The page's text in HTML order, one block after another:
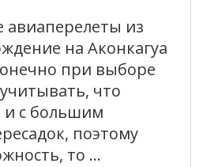
из
на Аконкагуа
при выборе
что
и с большим
поэтому
то …